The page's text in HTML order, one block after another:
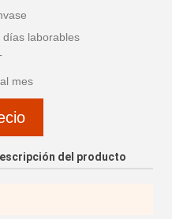
laborables
mes
del producto